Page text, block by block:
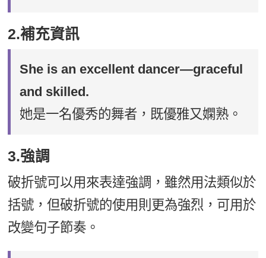
2.補充資訊
She is an excellent dancer—graceful
and skilled.
她是一名優秀的舞者，既優雅又嫻熟。
3.強調
破折號可以用來表達強調，雖然用法類似於
括號，但破折號的使用則更為強烈，可用於
改變句子節奏。